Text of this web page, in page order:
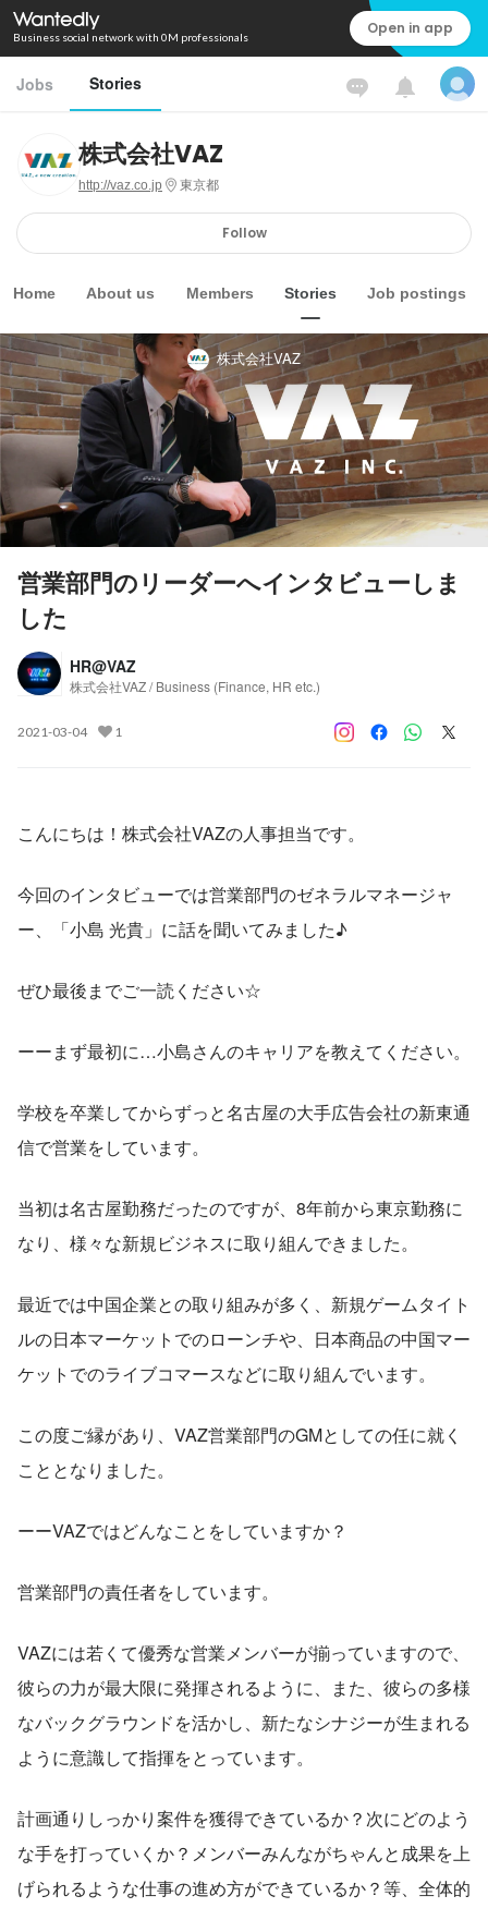
Business social network with 0M professionals Open in app
Jobs Stories
株式会社VAZ
http://vaz.co.jp 東京都
Follow
Home About us Members Stories Job postings
株式会社VAZ
営業部門のリーダーへインタビューしま
した
HR@VAZ
株式会社VAZ / Business (Finance, HR etc.)
2021-03-04 1
こんにちは！株式会社VAZの人事担当です。
今回のインタビューでは営業部門のゼネラルマネージャ
ー、「小島 光貴」に話を聞いてみました♪
ぜひ最後までご一読ください☆
ーーまず最初に…小島さんのキャリアを教えてください。
学校を卒業してからずっと名古屋の大手広告会社の新東通
信で営業をしています。
当初は名古屋勤務だったのですが、8年前から東京勤務に
なり、様々な新規ビジネスに取り組んできました。
最近では中国企業との取り組みが多く、新規ゲームタイト
ルの日本マーケットでのローンチや、日本商品の中国マー
ケットでのライブコマースなどに取り組んでいます。
この度ご縁があり、VAZ営業部門のGMとしての任に就く
こととなりました。
ーーVAZではどんなことをしていますか？
営業部門の責任者をしています。
VAZには若くて優秀な営業メンバーが揃っていますので、
彼らの力が最大限に発揮されるように、また、彼らの多様
なバックグラウンドを活かし、新たなシナジーが生まれる
ように意識して指揮をとっています。
計画通りしっかり案件を獲得できているか？次にどのよう
な手を打っていくか？メンバーみんながちゃんと成果を上
げられるような仕事の進め方ができているか？等、全体的